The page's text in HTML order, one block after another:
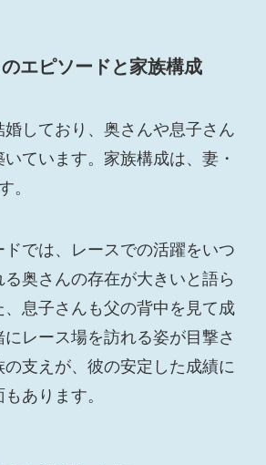
エピソードと家族構成
婚しており、奥さんや息子さん
ています。家族構成は、妻・
。
では、レースでの活躍をいつ
る奥さんの存在が大きいと語ら
息子さんも父の背中を見て成
レース場を訪れる姿が目撃さ
支えが、彼の安定した成績に
あります。